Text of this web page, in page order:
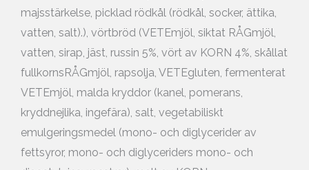
majsstärkelse, picklad rödkål (rödkål, socker, ättika,
vatten, salt).), vörtbröd (VETEmjöl, siktat RÅGmjöl,
vatten, sirap, jäst, russin 5%, vört av KORN 4%, skållat
fullkornsRÅGmjöl, rapsolja, VETEgluten, fermenterat
VETEmjöl, malda kryddor (kanel, pomerans,
kryddnejlika, ingefära), salt, vegetabiliskt
emulgeringsmedel (mono- och diglycerider av
fettsyror, mono- och diglyceriders mono- och